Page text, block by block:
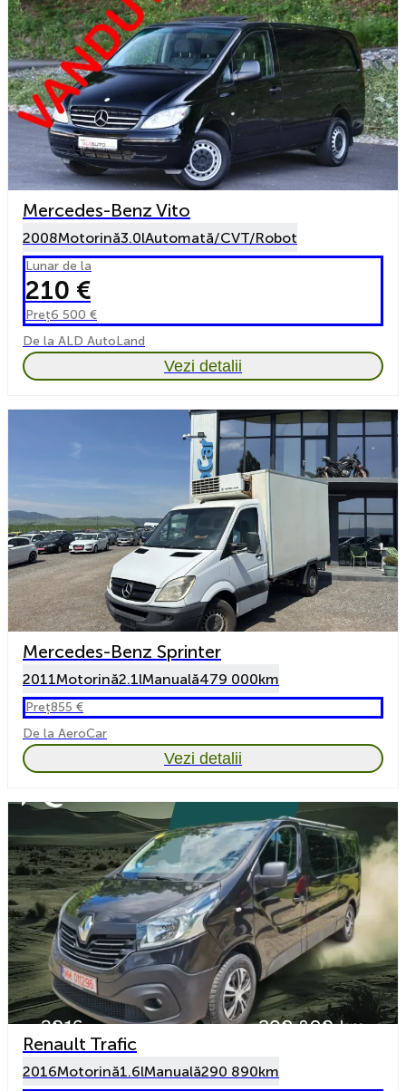
Mercedes-Benz Vito
2008Motorină3.0lAutomată/CVT/Robot
Lunar de la
210 €
Preț6 500 €
De la ALD AutoLand
Vezi detalii
Mercedes-Benz Sprinter
2011Motorină2.1lManuală479 000km
Preț855 €
De la AeroCar
Vezi detalii
Renault Trafic
2016Motorină1.6lManuală290 890km